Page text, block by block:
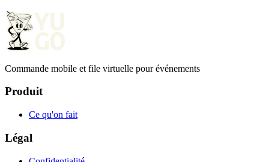
Commande mobile et file virtuelle pour événements
Produit
Ce qu'on fait
Légal